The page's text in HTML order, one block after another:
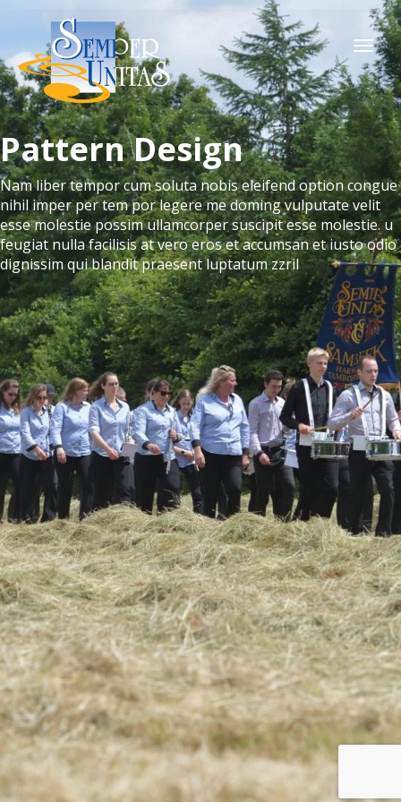
Pattern Design
Nam liber tempor cum soluta nobis eleifend option congue
nihil imper per tem por legere me doming vulputate velit
esse molestie possim ullamcorper suscipit esse molestie. u
feugiat nulla facilisis at vero eros et accumsan et iusto odio
dignissim qui blandit praesent luptatum zzril